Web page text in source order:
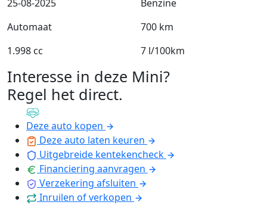
25-08-2025
Benzine
Automaat
700 km
1.998 cc
7 l/100km
Interesse in deze Mini?
Regel het direct.
Deze auto kopen
Deze auto laten keuren
Uitgebreide kentekencheck
Financiering aanvragen
Verzekering afsluiten
Inruilen of verkopen